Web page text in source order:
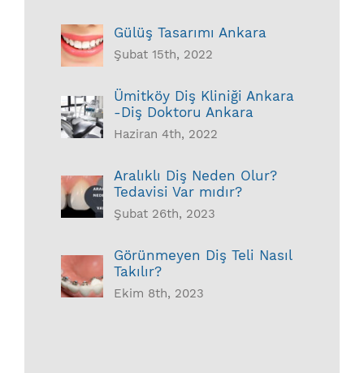
Gülüş Tasarımı Ankara
Şubat 15th, 2022
Ümitköy Diş Kliniği Ankara
-Diş Doktoru Ankara
Haziran 4th, 2022
Aralıklı Diş Neden Olur?
Tedavisi Var mıdır?
Şubat 26th, 2023
Görünmeyen Diş Teli Nasıl
Takılır?
Ekim 8th, 2023